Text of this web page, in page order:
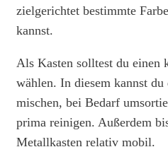
zielgerichtet bestimmte
kannst.
Als Kasten solltest du einen
wählen. In diesem kannst
mischen, bei Bedarf
prima reinigen. Außerdem
Metallkasten relativ mobil.